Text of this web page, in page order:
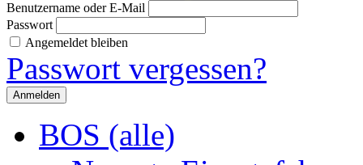
Benutzername oder E-Mail
Passwort
Angemeldet bleiben
Passwort vergessen?
BOS (alle)